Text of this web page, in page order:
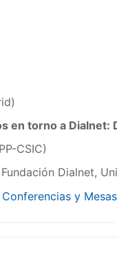
torno a Dialnet:
CSIC)
Dialnet,
Conferencias y